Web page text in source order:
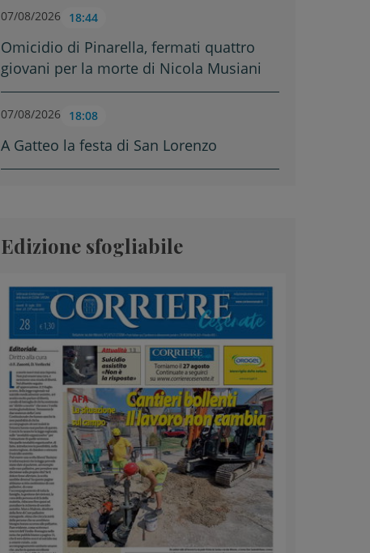
07/08/2026 18:44
Omicidio di Pinarella, fermati quattro
giovani per la morte di Nicola Musiani
07/08/2026 18:08
A Gatteo la festa di San Lorenzo
Edizione sfogliabile